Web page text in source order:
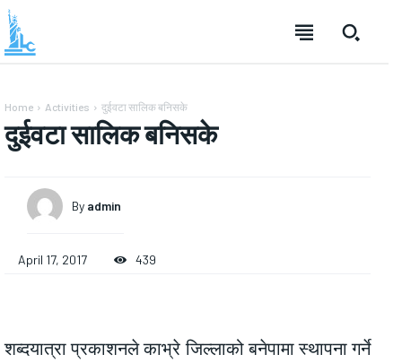
Home Activities दुईवटा सालिक बनिसके
दुईवटा सालिक बनिसके
By admin
April 17, 2017 439
शब्दयात्रा प्रकाशनले काभ्रे जिल्लाको बनेपामा स्थापना गर्ने